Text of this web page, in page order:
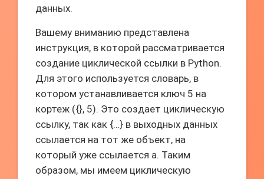
данных.
Вашему вниманию представлена
инструкция, в которой рассматривается
создание циклической ссылки в Python.
Для этого используется словарь, в
котором устанавливается ключ 5 на
кортеж ({}, 5). Это создает циклическую
ссылку, так как {…} в выходных данных
ссылается на тот же объект, на
который уже ссылается a. Таким
образом, мы имеем циклическую